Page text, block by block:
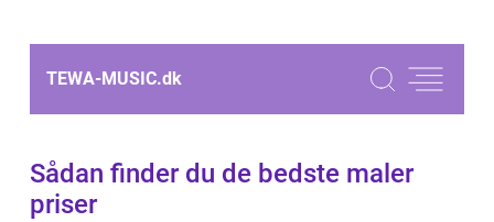
TEWA-MUSIC.dk
Sådan finder du de bedste maler
priser